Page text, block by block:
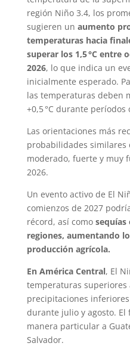
región Niño 3.4, los
sugieren un aumento
temperaturas hacia
superar los 1,5 °C entre
2026, lo que indica un
inicialmente esperado.
las temperaturas deben
+0,5 °C durante períodos
Las orientaciones más
probabilidades similares
moderado, fuerte y muy
2026.
Un evento activo de El
comienzos de 2027
récord, así como sequías
regiones, aumentando
producción agrícola.
En América Central, El
temperaturas superiores
precipitaciones
durante julio y agosto.
manera particular a
Salvador.